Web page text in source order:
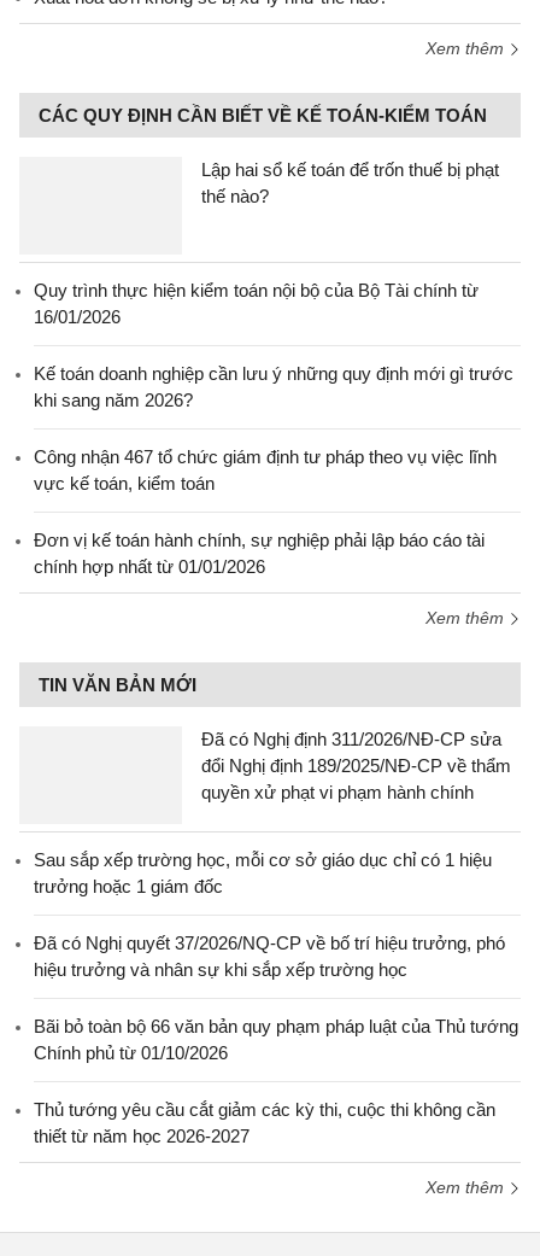
Xem thêm
CÁC QUY ĐỊNH CẦN BIẾT VỀ KẾ TOÁN-KIỂM TOÁN
Lập hai sổ kế toán để trốn thuế bị phạt
thế nào?
Quy trình thực hiện kiểm toán nội bộ của Bộ Tài chính từ
16/01/2026
Kế toán doanh nghiệp cần lưu ý những quy định mới gì trước
khi sang năm 2026?
Công nhận 467 tổ chức giám định tư pháp theo vụ việc lĩnh
vực kế toán, kiểm toán
Đơn vị kế toán hành chính, sự nghiệp phải lập báo cáo tài
chính hợp nhất từ 01/01/2026
Xem thêm
TIN VĂN BẢN MỚI
Đã có Nghị định 311/2026/NĐ-CP sửa
đổi Nghị định 189/2025/NĐ-CP về thẩm
quyền xử phạt vi phạm hành chính
Sau sắp xếp trường học, mỗi cơ sở giáo dục chỉ có 1 hiệu
trưởng hoặc 1 giám đốc
Đã có Nghị quyết 37/2026/NQ-CP về bố trí hiệu trưởng, phó
hiệu trưởng và nhân sự khi sắp xếp trường học
Bãi bỏ toàn bộ 66 văn bản quy phạm pháp luật của Thủ tướng
Chính phủ từ 01/10/2026
Thủ tướng yêu cầu cắt giảm các kỳ thi, cuộc thi không cần
thiết từ năm học 2026-2027
Xem thêm